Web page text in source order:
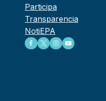
Participa
Transparencia
NotiEPA